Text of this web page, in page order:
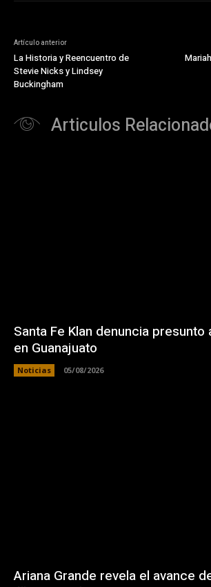
Artículo anterior
La Historia y Reencuentro de
Stevie Nicks y Lindsey
Buckingham
Articulos
Santa Fe Klan denuncia
en Guanajuato
Noticias 05/08/2026
Ariana Grande revela el avance